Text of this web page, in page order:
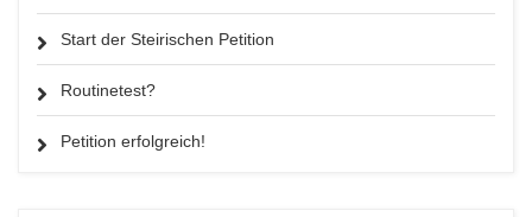
Start der Steirischen Petition
Routinetest?
Petition erfolgreich!